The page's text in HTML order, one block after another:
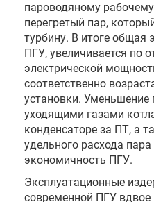
пароводяному рабочему
перегретый пар,
турбину. В итоге общая
ПГУ, увеличивается по
электрической
соответственно
установки. Уменьшение
уходящими газами
конденсаторе за ПТ, а
удельного расхода
экономичность ПГУ.
Эксплуатационные
современной ПГУ